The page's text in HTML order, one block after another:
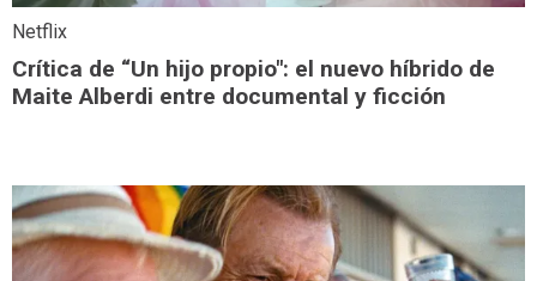
Netflix
Crítica de “Un hijo propio": el nuevo híbrido de
Maite Alberdi entre documental y ficción